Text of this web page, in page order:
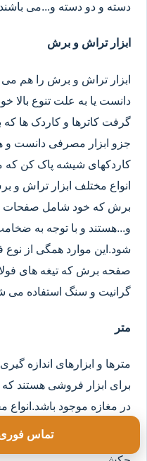
دسته و دو دسته و...می
ابزار تراش و برش
ابزار تراش و برش را هم
دانست یا به علت تنوع بالا
گرفت کاترها و کاردک ها که
جزو ابزار مصرفی دانست و
کاردکهای شیشه پاک کن که
انواع مختلف ابزار تراش
برش که خود شامل صفحات
و...هستند و با توجه به ضخامت
شود.این موارد همگی از نوع
صفحه برش که تیغه های
گرانیت و سنگ استفاده می
متر
مترها و ابزارهای اندازه
برای ابزار فروشی هستند که
مدلهای روکش دار و ساده
تماس فوری